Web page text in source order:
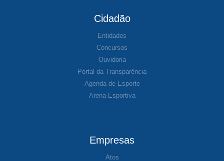
Cidadão
Entidades
Concursos
Ouvidoria
Portal da Transparência
Agenda de Esporte
Arena Esportiva
Empresas
Atos